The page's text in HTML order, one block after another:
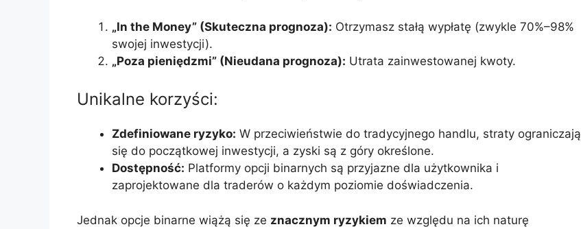
„In the Money” (Skuteczna prognoza): Otrzymasz stałą wypłatę (zwykle 70%–98%
swojej inwestycji).
„Poza pieniędzmi” (Nieudana prognoza): Utrata zainwestowanej kwoty.
Unikalne korzyści:
Zdefiniowane ryzyko: W przeciwieństwie do tradycyjnego handlu, straty ograniczają
się do początkowej inwestycji, a zyski są z góry określone.
Dostępność: Platformy opcji binarnych są przyjazne dla użytkownika i
zaprojektowane dla traderów o każdym poziomie doświadczenia.
Jednak opcje binarne wiążą się ze znacznym ryzykiem ze względu na ich naturę